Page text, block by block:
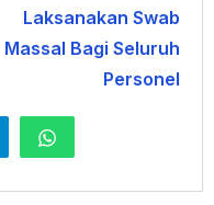
Laksanakan Swab
Massal Bagi Seluruh
Personel